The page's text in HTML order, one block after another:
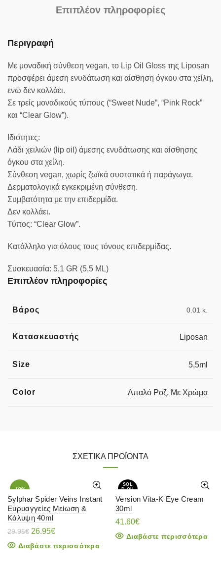
Επιπλέον πληροφορίες
Περιγραφή
Με μοναδική σύνθεση vegan, το Lip Oil Gloss της Liposan
προσφέρει άμεση ενυδάτωση και αίσθηση όγκου στα χείλη,
ενώ δεν κολλάει.
Σε τρείς μοναδικούς τύπους (“Sweet Nude”, “Pink Rock”
και “Clear Glow”).
Ιδιότητες:
Λάδι χειλιών (lip oil) άμεσης ενυδάτωσης και αίσθησης
όγκου στα χείλη.
Σύνθεση vegan, χωρίς ζωϊκά συστατικά ή παράγωγα.
Δερματολογικά εγκεκριμένη σύνθεση.
Συμβατότητα με την επιδερμίδα.
Δεν κολλάει.
Τύπος: “Clear Glow”.
Κατάλληλο για όλους τους τόνους επιδερμίδας.
Συσκευασία: 5,1 GR (5,5 ML)
Επιπλέον πληροφορίες
Βάρος 0.01 κ.
Κατασκευαστής Liposan
Size 5,5ml
Color Απαλό Ροζ, Με Χρώμα
ΣΧΕΤΙΚΆ ΠΡΟΪΌΝΤΑ
-10%
SOL
D OU
T
Sylphar Spider Veins Instant
Ευρυαγγείες Μείωση &
Κάλυψη 40ml
29.95€ Original
was:
26.95€Η
τιμή
Διαβάστε περισσότερα
SOL
D OU
Version Vita-K Eye Cream
30ml
41.60€
Διαβάστε περισσότερα